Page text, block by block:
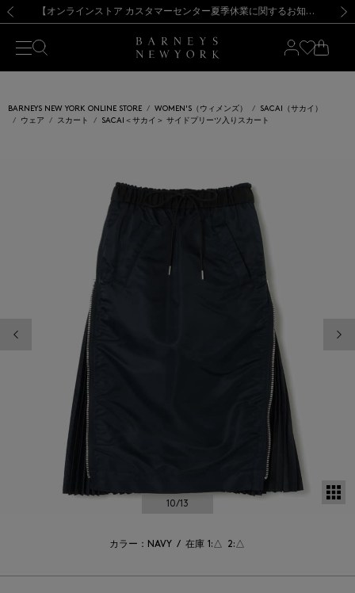
新規登録のお客様も対象！＜MY BARNEYS＞会員のお客様は11,000円（税込）以上のお買上げで常時送料無料！お買い物の際は会員登録を！
【夏季休業に伴う出荷一時停止のお知らせ】(2026.8.7) 【オンラインストア カスタマーセンター夏季休業に関するお知らせ】（2026.8.7）
【夏季休業に伴う返品・交換承り一時停止のお知らせ】（2026.8.5）
熊本県を中心とした地震の影響によるお荷物のお届けについて
【開催中】SUMMER SALEのご案内・ご注意事項 新規登録のお客様も対象！＜MY BARNEYS＞会員のお客様は11,000円（税込）以上のお買上げで常時送料無料！お買い物の際は会員登録を！
【夏季休業に伴う出荷一時停止のお知らせ】(2026.8.7)
BARNEYS NEW YORK ONLINE STORE WOMEN'S（ウィメンズ）
SACAI（サカイ）
ウェア
スカート SACAI＜サカイ＞ サイドプリーツ入りスカート
10/13
カラー：NAVY / 在庫 1:△ 2:△